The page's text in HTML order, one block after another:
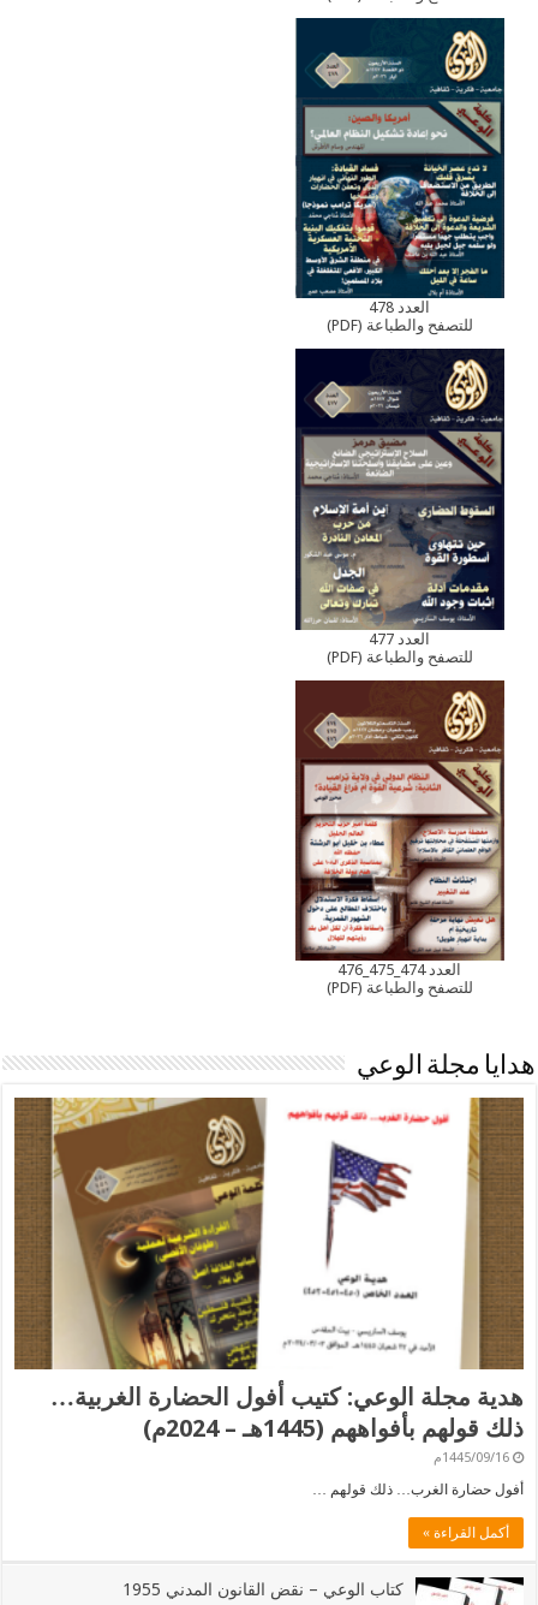
العدد 478
للتصفح والطباعة (PDF)
العدد 477
للتصفح والطباعة (PDF)
العدد 474_475_476
للتصفح والطباعة (PDF)
هدايا مجلة الوعي
هدية مجلة الوعي: كتيب أفول الحضارة الغربية…
ذلك قولهم بأفواههم (1445هـ – 2024م)
1445/09/16م
أفول حضارة الغرب… ذلك قولهم …
أكمل القراءة »
كتاب الوعي – نقض القانون المدني 1955